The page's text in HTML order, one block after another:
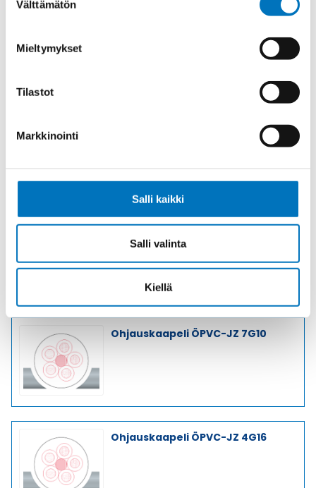
valinta
Välttämätön
Mieltymykset
Tilastot
Markkinointi
Salli kaikki
Salli valinta
Kiellä
Ohjauskaapeli ÖPVC-JZ 4G10
Ohjauskaapeli ÖPVC-JZ 5G10
Ohjauskaapeli ÖPVC-JZ 7G10
Ohjauskaapeli ÖPVC-JZ 4G16